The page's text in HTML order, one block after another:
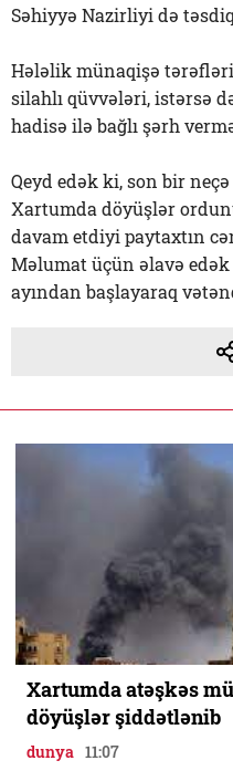
Səhiyyə Nazirliyi də
Hələlik münaqişə
silahlı qüvvələri, istərsə
hadisə ilə bağlı şərh
Qeyd edək ki, son bir
Xartumda döyüşlər
davam etdiyi paytaxtın
Məlumat üçün əlavə
ayından başlayaraq
Xartumda atəşkəs
döyüşlər şiddətlənib
dunya 11:07